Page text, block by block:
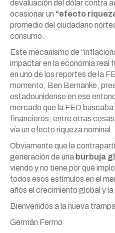
devaluación del dólar contra
ocasionar un “efecto
promedio del ciudadano
consumo.
Este mecanismo de
impactar en la economía real
en uno de los reportes de la
momento, Ben Bernanke,
estadounidense en ese
mercado que la FED
financieros, entre otras
vía un efecto riqueza nominal.
Obviamente que la
generación de una burbuja
viendo y no tiene por qué
todos esos estímulos en el
años el crecimiento global y
Bienvenidos a la nueva
Germán Fermo